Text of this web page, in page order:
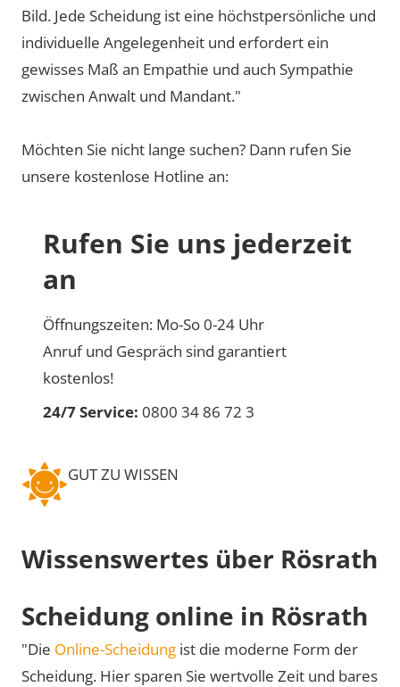
Bild. Jede Scheidung ist eine höchstpersönliche und
individuelle Angelegenheit und erfordert ein
gewisses Maß an Empathie und auch Sympathie
zwischen Anwalt und Mandant."
Möchten Sie nicht lange suchen? Dann rufen Sie
unsere kostenlose Hotline an:
Rufen Sie uns jederzeit
an
Öffnungszeiten: Mo-So 0-24 Uhr
Anruf und Gespräch sind garantiert
kostenlos!
24/7 Service: 0800 34 86 72 3
GUT ZU WISSEN
Wissenswertes über Rösrath
Scheidung online in Rösrath
"Die Online-Scheidung ist die moderne Form der
Scheidung. Hier sparen Sie wertvolle Zeit und bares